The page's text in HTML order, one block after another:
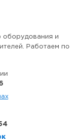
оборудования и
Работаем по